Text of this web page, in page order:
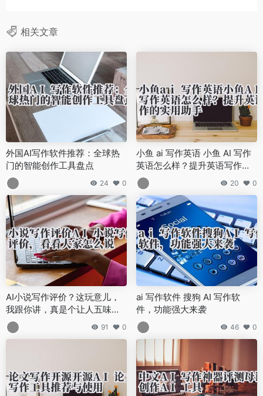
相关文章
外国AI写作软件推荐：全球热
门的智能创作工具盘点
24 0
小鱼 ai 写作英语 小鱼 AI 写作
英语怎么样？提升英语写作的
实用助手
20 0
AI小说写作评价？这玩意儿，
我跟你讲，真是个让人五味杂
陈的存在。
91 0
ai 写作软件 搜狗 AI 写作软
件，功能强大来袭
46 0